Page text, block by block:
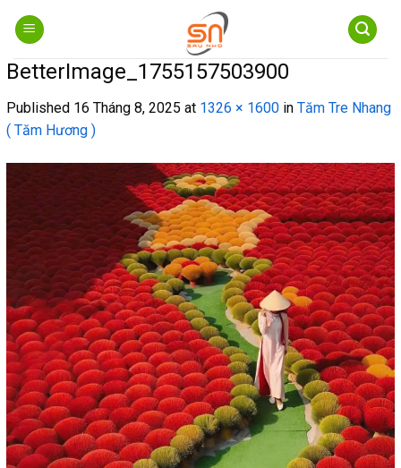
content
BetterImage_1755157503900
Published 16 Tháng 8, 2025 at 1326 × 1600 in Tăm Tre Nhang
( Tăm Hương )